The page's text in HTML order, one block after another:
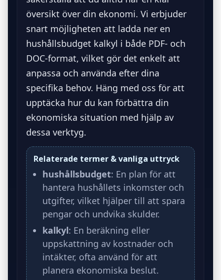
översikt över din ekonomi. Vi erbjuder
snart möjligheten att ladda ner en
hushållsbudget kalkyl i både PDF- och
DOC-format, vilket gör det enkelt att
anpassa och använda efter dina
specifika behov. Häng med oss för att
upptäcka hur du kan förbättra din
ekonomiska situation med hjälp av
dessa verktyg.
Relaterade termer & vanliga uttryck
hushållsbudget: En plan för att
hantera hushållets inkomster och
utgifter, vilket hjälper till att spara
pengar och undvika skulder.
kalkyl: En beräkning eller
uppskattning av kostnader och
intäkter, ofta använd för att
planera ekonomiska beslut.